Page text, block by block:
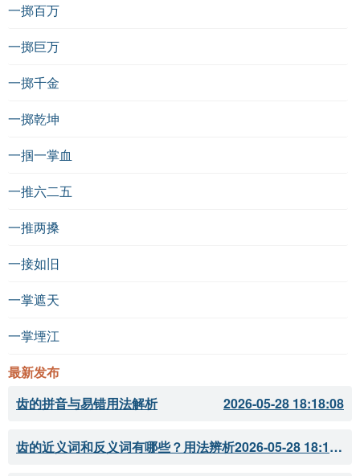
一掷百万
一掷巨万
一掷千金
一掷乾坤
一掴一掌血
一推六二五
一推两搡
一接如旧
一掌遮天
一掌堙江
最新发布
齿的拼音与易错用法解析
2026-05-28 18:18:08
齿的近义词和反义词有哪些？用法辨析 2026-05-28 18:18:07